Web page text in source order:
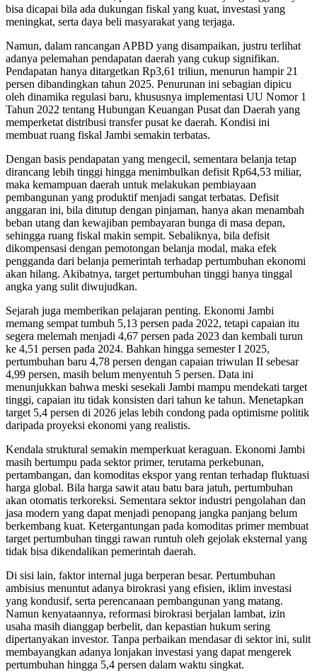
bisa dicapai bila ada dukungan fiskal yang kuat, investasi yang
meningkat, serta daya beli masyarakat yang terjaga.
Namun, dalam rancangan APBD yang disampaikan, justru terlihat
adanya pelemahan pendapatan daerah yang cukup signifikan.
Pendapatan hanya ditargetkan Rp3,61 triliun, menurun hampir 21
persen dibandingkan tahun 2025. Penurunan ini sebagian dipicu
oleh dinamika regulasi baru, khususnya implementasi UU Nomor 1
Tahun 2022 tentang Hubungan Keuangan Pusat dan Daerah yang
memperketat distribusi transfer pusat ke daerah. Kondisi ini
membuat ruang fiskal Jambi semakin terbatas.
Dengan basis pendapatan yang mengecil, sementara belanja tetap
dirancang lebih tinggi hingga menimbulkan defisit Rp64,53 miliar,
maka kemampuan daerah untuk melakukan pembiayaan
pembangunan yang produktif menjadi sangat terbatas. Defisit
anggaran ini, bila ditutup dengan pinjaman, hanya akan menambah
beban utang dan kewajiban pembayaran bunga di masa depan,
sehingga ruang fiskal makin sempit. Sebaliknya, bila defisit
dikompensasi dengan pemotongan belanja modal, maka efek
pengganda dari belanja pemerintah terhadap pertumbuhan ekonomi
akan hilang. Akibatnya, target pertumbuhan tinggi hanya tinggal
angka yang sulit diwujudkan.
Sejarah juga memberikan pelajaran penting. Ekonomi Jambi
memang sempat tumbuh 5,13 persen pada 2022, tetapi capaian itu
segera melemah menjadi 4,67 persen pada 2023 dan kembali turun
ke 4,51 persen pada 2024. Bahkan hingga semester I 2025,
pertumbuhan baru 4,78 persen dengan capaian triwulan II sebesar
4,99 persen, masih belum menyentuh 5 persen. Data ini
menunjukkan bahwa meski sesekali Jambi mampu mendekati target
tinggi, capaian itu tidak konsisten dari tahun ke tahun. Menetapkan
target 5,4 persen di 2026 jelas lebih condong pada optimisme politik
daripada proyeksi ekonomi yang realistis.
Kendala struktural semakin memperkuat keraguan. Ekonomi Jambi
masih bertumpu pada sektor primer, terutama perkebunan,
pertambangan, dan komoditas ekspor yang rentan terhadap fluktuasi
harga global. Bila harga sawit atau batu bara jatuh, pertumbuhan
akan otomatis terkoreksi. Sementara sektor industri pengolahan dan
jasa modern yang dapat menjadi penopang jangka panjang belum
berkembang kuat. Ketergantungan pada komoditas primer membuat
target pertumbuhan tinggi rawan runtuh oleh gejolak eksternal yang
tidak bisa dikendalikan pemerintah daerah.
Di sisi lain, faktor internal juga berperan besar. Pertumbuhan
ambisius menuntut adanya birokrasi yang efisien, iklim investasi
yang kondusif, serta perencanaan pembangunan yang matang.
Namun kenyataannya, reformasi birokrasi berjalan lambat, izin
usaha masih dianggap berbelit, dan kepastian hukum sering
dipertanyakan investor. Tanpa perbaikan mendasar di sektor ini, sulit
membayangkan adanya lonjakan investasi yang dapat mengerek
pertumbuhan hingga 5,4 persen dalam waktu singkat.